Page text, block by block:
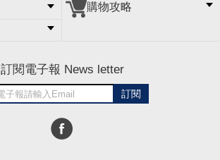
購物攻略
訂閱電子報 News letter
訂閱